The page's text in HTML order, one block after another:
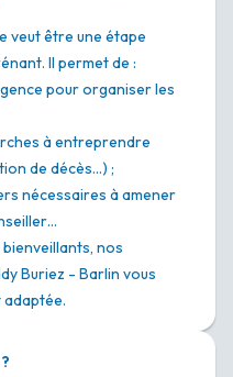
veut être une étape
Il permet de :
pour organiser les
à entreprendre
de décès…) ;
nécessaires à amener
nos
Buriez - Barlin vous